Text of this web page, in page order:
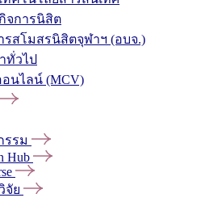
จการนิสิต
รสโมสรนิสิตจุฬาฯ (อบจ.)
ทั่วไป
นไลน์ (MCV)
รรม
Hub
จัย